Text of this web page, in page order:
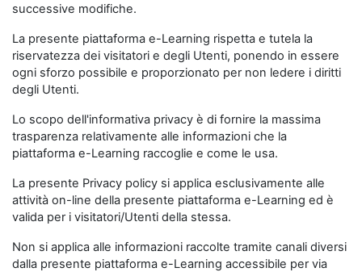
successive modifiche.
La presente piattaforma e-Learning rispetta e tutela la
riservatezza dei visitatori e degli Utenti, ponendo in essere
ogni sforzo possibile e proporzionato per non ledere i diritti
degli Utenti.
Lo scopo dell'informativa privacy è di fornire la massima
trasparenza relativamente alle informazioni che la
piattaforma e-Learning raccoglie e come le usa.
La presente Privacy policy si applica esclusivamente alle
attività on-line della presente piattaforma e-Learning ed è
valida per i visitatori/Utenti della stessa.
Non si applica alle informazioni raccolte tramite canali diversi
dalla presente piattaforma e-Learning accessibile per via